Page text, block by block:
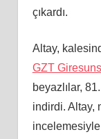
çıkardı.
Altay,
GZT
beyazlılar,
indirdi. Altay,
incelemesiyle